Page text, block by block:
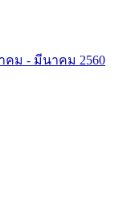
คม - มีนาคม 2560